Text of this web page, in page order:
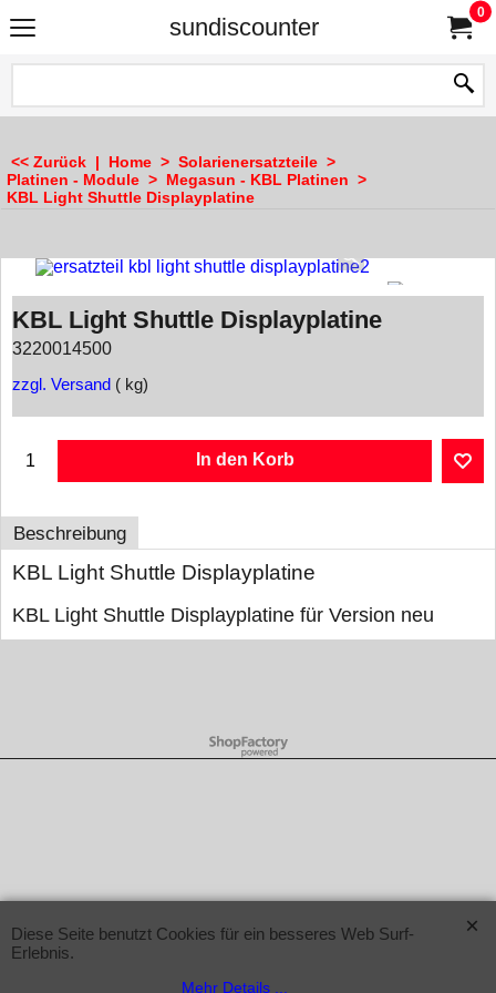
sundiscounter
0
<< Zurück | Home > Solarienersatzteile >
Platinen - Module > Megasun - KBL Platinen >
KBL Light Shuttle Displayplatine
KBL Light Shuttle Displayplatine
3220014500
zzgl. Versand kg
In den Korb
Beschreibung
KBL Light Shuttle Displayplatine
KBL Light Shuttle Displayplatine für Version neu
WebShop erstellt mit ShopFactory Shop Software.
Diese Seite benutzt Cookies für ein besseres Web Surf-
Erlebnis.
Mehr Details ...